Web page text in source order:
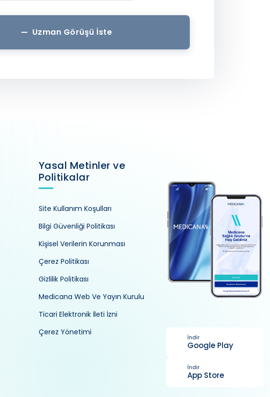
Uzman Görüşü İste
Yasal Metinler ve
Politikalar
Site Kullanım Koşulları
Bilgi Güvenliği Politikası
Kişisel Verilerin Korunması
Çerez Politikası
Gizlilik Politikası
Medicana Web Ve Yayın Kurulu
Ticari Elektronik İleti İzni
Çerez Yönetimi
İndir
Google Play
İndir
App Store